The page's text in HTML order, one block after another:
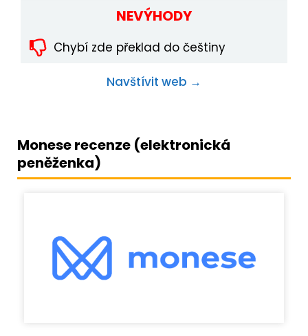
NEVÝHODY
Chybí zde překlad do češtiny
Navštívit web →
Monese recenze (elektronická
peněženka)